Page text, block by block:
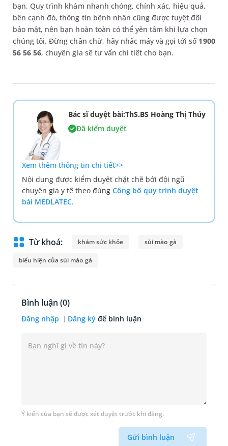
bạn. Quy trình khám nhanh chóng, chính xác, hiệu quả,
bên cạnh đó, thông tin bệnh nhân cũng được tuyệt đối
bảo mật, nên bạn hoàn toàn có thể yên tâm khi lựa chọn
chúng tôi. Đừng chần chừ, hãy nhấc máy và gọi tới số 1900
56 56 56, chuyên gia sẽ tư vấn chi tiết cho bạn.
Bác sĩ duyệt bài:ThS.BS Hoàng Thị Thúy
Đã kiểm duyệt
Xem thêm thông tin chi tiết>>
Nội dung được kiểm duyệt chặt chẽ bởi đội ngũ
chuyên gia y tế theo đúng Công bố quy trình duyệt
bài MEDLATEC.
Từ khoá: khám sức khỏe sùi mào gà
biểu hiện của sùi mào gà
Bình luận (0)
Đăng nhập Đăng ký để bình luận
Ý kiến của bạn sẽ được xét duyệt trước khi đăng.
Gửi bình luận